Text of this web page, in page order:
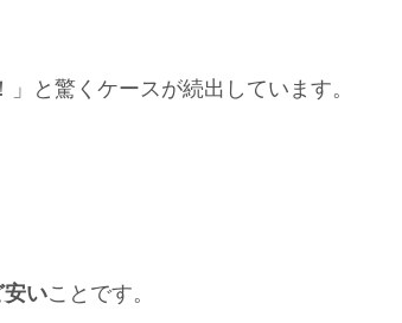
と驚くケースが続出しています。
いことです。